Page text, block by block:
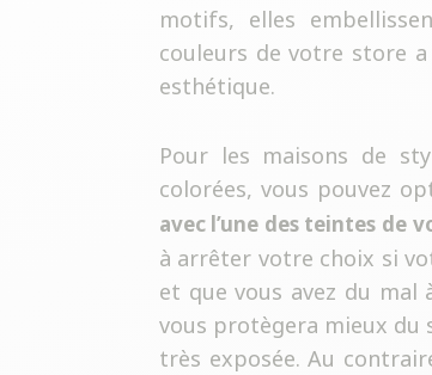
motifs, elles
couleurs de votre store
esthétique.
Pour les maisons de
colorées, vous pouvez
avec l’une des teintes de
à arrêter votre choix si
et que vous avez du mal
vous protègera mieux du
très exposée. Au